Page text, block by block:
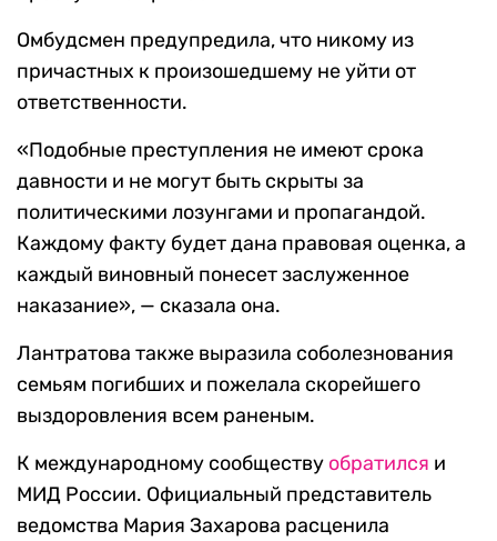
Омбудсмен предупредила, что никому из
причастных к произошедшему не уйти от
ответственности.
«Подобные преступления не имеют срока
давности и не могут быть скрыты за
политическими лозунгами и пропагандой.
Каждому факту будет дана правовая оценка, а
каждый виновный понесет заслуженное
наказание», — сказала она.
Лантратова также выразила соболезнования
семьям погибших и пожелала скорейшего
выздоровления всем раненым.
К международному сообществу обратился и
МИД России. Официальный представитель
ведомства Мария Захарова расценила